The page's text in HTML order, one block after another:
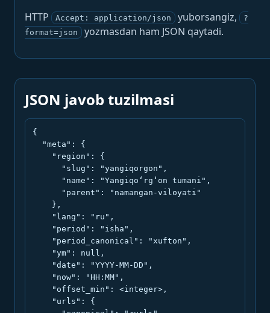
HTTP
Accept: application/json yuborsangiz,
?
format=json
yozmasdan ham JSON qaytadi.
JSON javob tuzilmasi
{
  "meta": {
    "region": {
      "slug": "yangiqorgon",
      "name": "Yangiqo‘rg‘on tumani",
      "parent": "namangan-viloyati"
    },
    "lang": "ru",
    "period": "isha",
    "period_canonical": "xufton",
    "ym": null,
    "date": "YYYY-MM-DD",
    "now": "HH:MM",
    "offset_min": <integer>,
    "urls": {